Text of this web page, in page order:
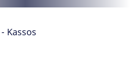
Kassos